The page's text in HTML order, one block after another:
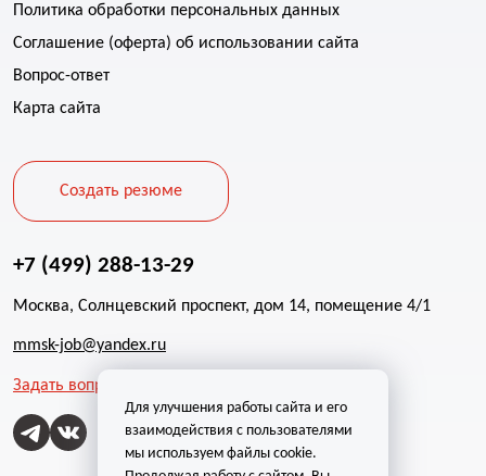
Политика обработки персональных данных
Соглашение (оферта) об использовании сайта
Вопрос-ответ
Карта сайта
Создать резюме
+7 (499) 288-13-29
Москва, Солнцевский проспект, дом 14, помещение 4/1
mmsk-job@yandex.ru
Задать вопрос
Для улучшения работы сайта и его
взаимодействия с пользователями
мы используем файлы cookie.